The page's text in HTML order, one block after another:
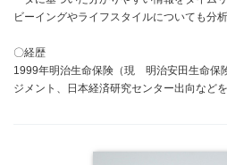
ビーイングやライフスタイルについても分析
〇経歴
1999年明治生命保険（現 明治安田生命保
ジメント、日本経済研究センター出向など